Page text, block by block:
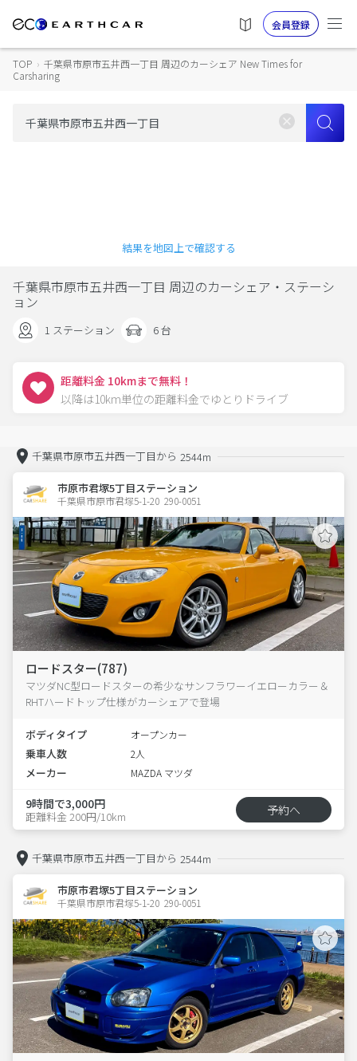
会員登録
TOP › 千葉県市原市五井西一丁目 周辺のカーシェア New Times for
Carsharing
結果を地図上で確認する
千葉県市原市五井西一丁目 周辺のカーシェア・ステーシ
ョン
1 ステーション 6 台
距離料金 10kmまで無料！
以降は10km単位の距離料金でゆとりドライブ
千葉県市原市五井西一丁目から 2544m
市原市君塚5丁目ステーション
千葉県市原市君塚5-1-20  290-0051
ロードスター(787)
マツダNC型ロードスターの希少なサンフラワーイエローカラー＆
RHTハードトップ仕様がカーシェアで登場
ボディタイプ オープンカー
乗車人数 2人
メーカー MAZDA マツダ
9時間で3,000円
距離料金 200円/10km 予約へ
千葉県市原市五井西一丁目から 2544m
市原市君塚5丁目ステーション
千葉県市原市君塚5-1-20  290-0051